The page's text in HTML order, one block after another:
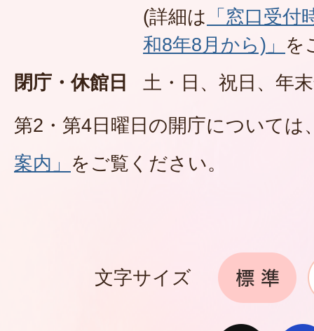
(詳細は 「窓口受
和8年8月から)」 を
閉庁・休館日
土・日、祝日、年
第2・第4日曜日の開庁については
案内」 をご覧ください。
文字サイズ